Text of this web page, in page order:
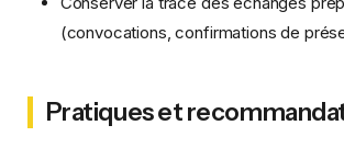
(convocations, confirmations de
Pratiques et